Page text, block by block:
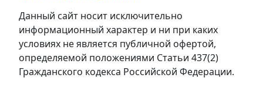
Данный сайт носит исключительно
информационный характер и ни при каких
условиях не является публичной офертой,
определяемой положениями Статьи 437(2)
Гражданского кодекса Российской Федерации.